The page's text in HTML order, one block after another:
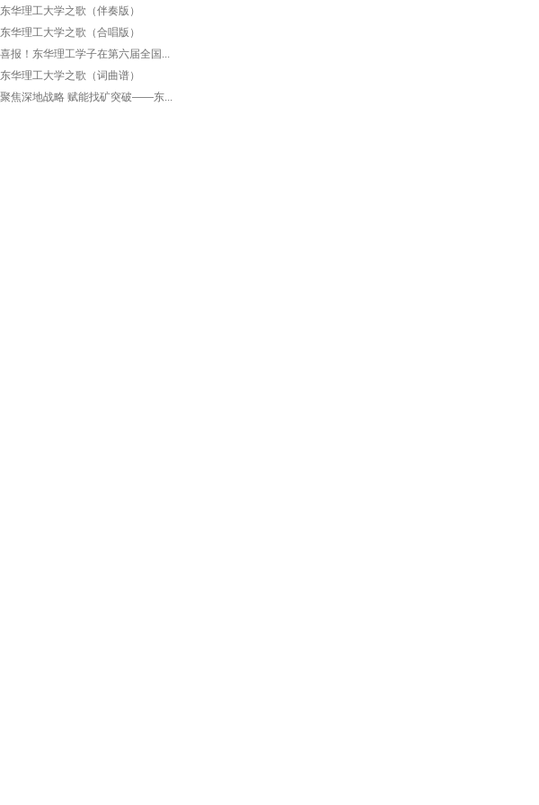
东华理工大学之歌（伴奏版）
东华理工大学之歌（合唱版）
喜报！东华理工学子在第六届全国...
东华理工大学之歌（词曲谱）
聚焦深地战略 赋能找矿突破——东...